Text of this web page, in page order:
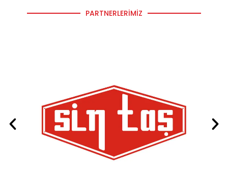
PARTNERLERIMIZ